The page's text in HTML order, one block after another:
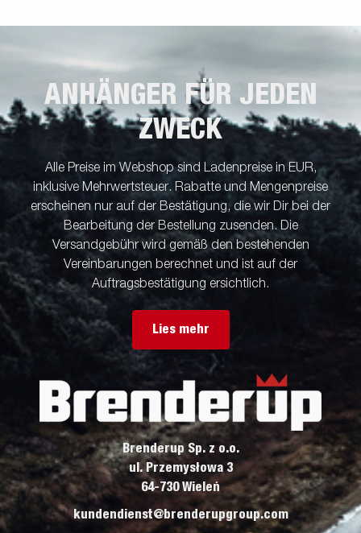
ANHÄNGER FÜR JEDEN
ZWECK
Alle Preise im Webshop sind Ladenpreise in EUR,
inklusive Mehrwertsteuer. Rabatte und Mengenpreise
erscheinen nur auf der Bestätigung, die wir Dir bei der
Bearbeitung der Bestellung zusenden. Die
Versandgebühr wird gemäß den bestehenden
Vereinbarungen berechnet und ist auf der
Auftragsbestätigung ersichtlich.
Lies mehr
Brenderup Sp. z o.o.
ul. Przemysłowa 3
64-730 Wieleń
kundendienst@brenderupgroup.com